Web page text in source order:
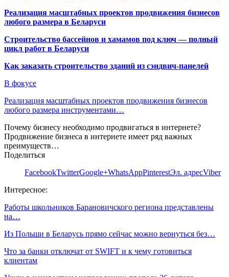
Реализация масштабных проектов продвижения бизнесов
любого размера в Беларуси
Строительство бассейнов и хамамов под ключ — полный
цикл работ в Беларуси
Как заказать строительство зданий из сэндвич-панелей
В фокусе
Реализация масштабных проектов продвижения бизнесов
любого размера инструментами…
Почему бизнесу необходимо продвигаться в интернете?
Продвижение бизнеса в интернете имеет ряд важных
преимуществ…
Поделиться
FacebookTwitterGoogle+WhatsAppPinterestЭл. адресViber
Интересное:
Работы школьников Барановичского региона представлены
на…
Из Польши в Беларусь прямо сейчас можно вернуться без…
Что за банки отключат от SWIFT и к чему готовиться
клиентам